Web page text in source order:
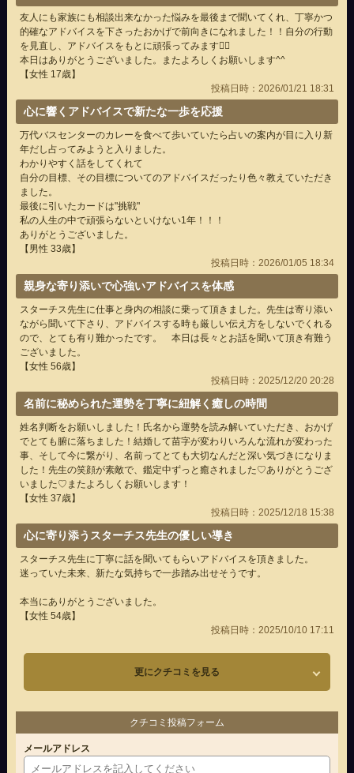
友人にも家族にも相談出来なかった悩みを最後まで聞いてくれ、丁寧かつ
的確なアドバイスを下さったおかげで前向きになれました！！自分の行動
を見直し、アドバイスをもとに頑張ってみます✊🏻
本日はありがとうございました。またよろしくお願いします^^
【女性 17歳】
投稿日時：2026/01/21 18:31
心に響くアドバイスで新たな一歩を応援
万代バスセンターのカレーを食べて歩いていたら占いの案内が目に入り新
年だし占ってみようと入りました。
わかりやすく話をしてくれて
自分の目標、その目標についてのアドバイスだったり色々教えていただき
ました。
最後に引いたカードは"挑戦"
私の人生の中で頑張らないといけない1年！！！
ありがとうございました。
【男性 33歳】
投稿日時：2026/01/05 18:34
親身な寄り添いで心強いアドバイスを体感
スターチス先生に仕事と身内の相談に乗って頂きました。先生は寄り添い
ながら聞いて下さり、アドバイスする時も厳しい伝え方をしないでくれる
ので、とても有り難かったです。 本日は長々とお話を聞いて頂き有難う
ございました。
【女性 56歳】
投稿日時：2025/12/20 20:28
名前に秘められた運勢を丁寧に紐解く癒しの時間
姓名判断をお願いしました！氏名から運勢を読み解いていただき、おかげ
でとても腑に落ちました！結婚して苗字が変わりいろんな流れが変わった
事、そして今に繋がり、名前ってとても大切なんだと深い気づきになりま
した！先生の笑顔が素敵で、鑑定中ずっと癒されました♡ありがとうござ
いました♡またよろしくお願いします！
【女性 37歳】
投稿日時：2025/12/18 15:38
心に寄り添うスターチス先生の優しい導き
スターチス先生に丁寧に話を聞いてもらいアドバイスを頂きました。
迷っていた未来、新たな気持ちで一歩踏み出せそうです。
本当にありがとうございました。
【女性 54歳】
投稿日時：2025/10/10 17:11
更にクチコミを見る
クチコミ投稿フォーム
メールアドレス